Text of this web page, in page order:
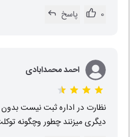
0
پاسخ
احمد محمدابادی
نظارت در اداره ثبت نیست بدون
دیگری میزنند چطور وچگونه